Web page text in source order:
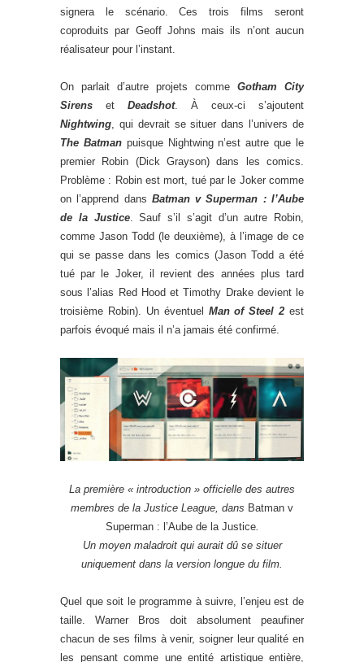
signera le scénario. Ces trois films seront
coproduits par Geoff Johns mais ils n’ont aucun
réalisateur pour l’instant.
On parlait d’autre projets comme Gotham City
Sirens et Deadshot. À ceux-ci s’ajoutent
Nightwing , qui devrait se situer dans l’univers de
The Batmanpuisque Nightwing n’est autre que le
premier Robin (Dick Grayson) dans les comics.
Problème : Robin est mort, tué par le Joker comme
on l’apprend dans Batman v Superman : l’Aube
de la Justice. Sauf s’il s’agit d’un autre Robin,
comme Jason Todd (le deuxième), à l’image de ce
qui se passe dans les comics (Jason Todd a été
tué par le Joker, il revient des années plus tard
sous l’alias Red Hood et Timothy Drake devient le
troisième Robin). Un éventuel Man of Steel 2 est
parfois évoqué mais il n’a jamais été confirmé.
La première « introduction » officielle des autres
membres de la Justice League, dans Batman v
Superman : l’Aube de la Justice.
Un moyen maladroit qui aurait dû se situer
uniquement dans la version longue du film.
Quel que soit le programme à suivre, l’enjeu est de
taille. Warner Bros doit absolument peaufiner
chacun de ses films à venir, soigner leur qualité en
les pensant comme une entité artistique entière,